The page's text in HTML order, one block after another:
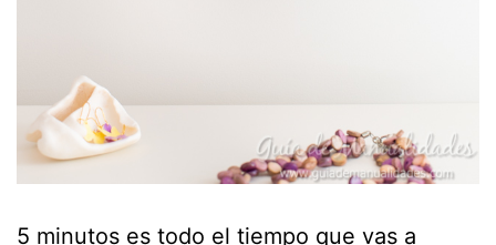
5 minutos es todo el tiempo que vas a